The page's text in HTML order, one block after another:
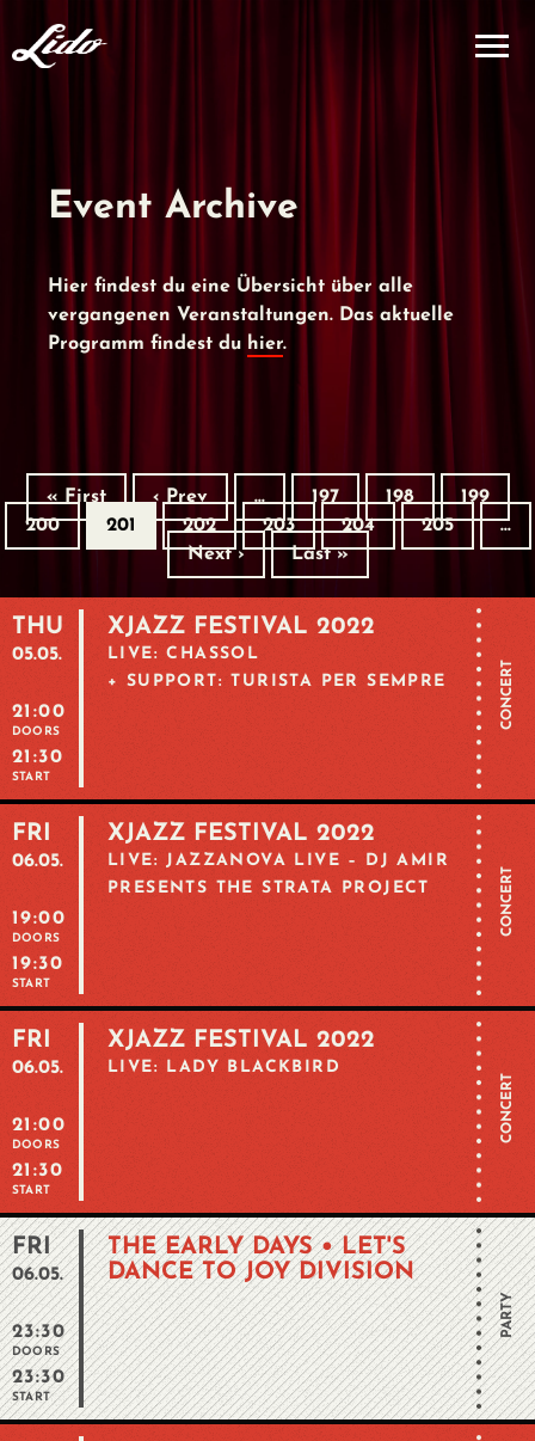
Event Archive
Hier findest du eine Übersicht über alle
vergangenen Veranstaltungen. Das aktuelle
Programm findest du hier.
« First ‹ Prev … 197 198
199
200
201 202 203 204 205
…
Next ›
Last »
THU
05.05.
21:00
DOORS
21:30
START
XJAZZ FESTIVAL 2022
LIVE: CHASSOL
+ SUPPORT: TURISTA PER SEMPRE
CONCERT
FRI
06.05.
19:00
DOORS
19:30
START
XJAZZ FESTIVAL 2022
LIVE: JAZZANOVA LIVE – DJ AMIR
PRESENTS THE STRATA PROJECT
CONCERT
FRI
06.05.
21:00
DOORS
21:30
START
XJAZZ FESTIVAL 2022
LIVE: LADY BLACKBIRD
CONCERT
FRI
06.05.
23:30
DOORS
23:30
START
THE EARLY DAYS • LET'S
DANCE TO JOY DIVISION
PARTY